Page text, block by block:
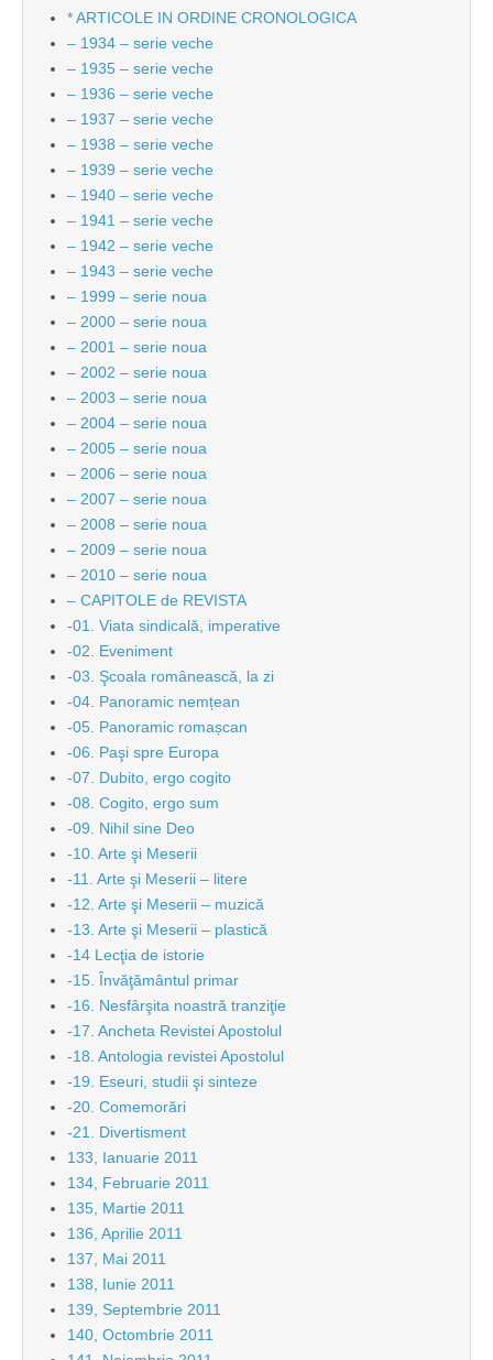
* ARTICOLE IN ORDINE CRONOLOGICA
– 1934 – serie veche
– 1935 – serie veche
– 1936 – serie veche
– 1937 – serie veche
– 1938 – serie veche
– 1939 – serie veche
– 1940 – serie veche
– 1941 – serie veche
– 1942 – serie veche
– 1943 – serie veche
– 1999 – serie noua
– 2000 – serie noua
– 2001 – serie noua
– 2002 – serie noua
– 2003 – serie noua
– 2004 – serie noua
– 2005 – serie noua
– 2006 – serie noua
– 2007 – serie noua
– 2008 – serie noua
– 2009 – serie noua
– 2010 – serie noua
– CAPITOLE de REVISTA
-01. Viata sindicală, imperative
-02. Eveniment
-03. Şcoala românească, la zi
-04. Panoramic nemțean
-05. Panoramic romașcan
-06. Paşi spre Europa
-07. Dubito, ergo cogito
-08. Cogito, ergo sum
-09. Nihil sine Deo
-10. Arte şi Meserii
-11. Arte şi Meserii – litere
-12. Arte şi Meserii – muzică
-13. Arte şi Meserii – plastică
-14 Lecţia de istorie
-15. Învăţământul primar
-16. Nesfârşita noastră tranziţie
-17. Ancheta Revistei Apostolul
-18. Antologia revistei Apostolul
-19. Eseuri, studii şi sinteze
-20. Comemorări
-21. Divertisment
133, Ianuarie 2011
134, Februarie 2011
135, Martie 2011
136, Aprilie 2011
137, Mai 2011
138, Iunie 2011
139, Septembrie 2011
140, Octombrie 2011